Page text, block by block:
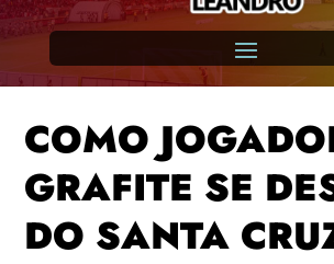
COMO
GRAFITE SE
DO SANTA